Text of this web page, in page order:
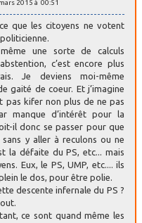
2015 à 00:51
que les citoyens ne votent
politicienne.
une sorte de calculs
c’est encore plus
Je deviens moi-même
gaité de coeur. Et j’imagine
pas kifer non plus de ne pas
manque d’intérêt pour la
il donc se passer pour que
y aller à reculons ou ne
la défaite du PS, etc... mais
Eux, le PS, UMP, etc.... ils
le dos, pour être polie.
descente infernale du PS ?
ce sont quand même les